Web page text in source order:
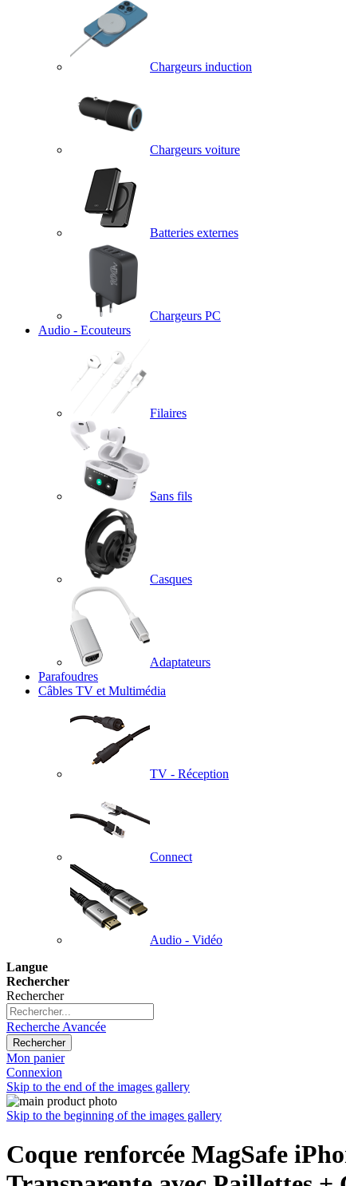
Chargeurs induction
Chargeurs voiture
Batteries externes
Chargeurs PC
Audio - Ecouteurs
Filaires
Sans fils
Casques
Adaptateurs
Parafoudres
Câbles TV et Multimédia
TV - Réception
Connect
Audio - Vidéo
Langue
Rechercher
Rechercher
Recherche Avancée
Rechercher
Mon panier
Connexion
Skip to the end of the images gallery
Skip to the beginning of the images gallery
Coque renforcée MagSafe